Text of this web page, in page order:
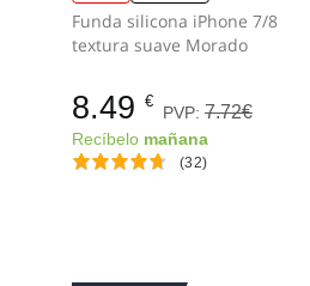
Funda silicona iPhone 7/8
textura suave Morado
8.49 €
PVP: 7.72€
Recíbelo mañana
(32)